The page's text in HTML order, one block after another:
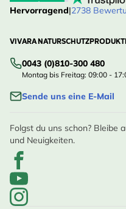
Hervorragend|2738
VIVARA
0043 (0)810-300 480
Montag bis Freitag: 09:00 -
Sende uns eine E-Mail
Folgst du uns schon? Bleibe
und Neuigkeiten.